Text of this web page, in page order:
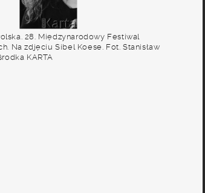
28. Międzynarodowy Festiwal
Na zdjęciu Sibel Koese. Fot. Stanisław
KARTA